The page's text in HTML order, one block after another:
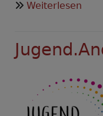
Weiterlesen
der